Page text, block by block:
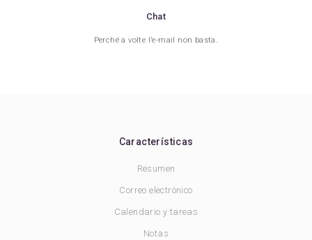
Chat
Perché a volte l’e-mail non basta.
Características
Resumen
Correo electrónico
Calendario y tareas
Notas